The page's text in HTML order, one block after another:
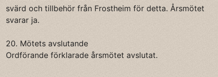
svärd och tillbehör från Frostheim för detta. Årsmötet
svarar ja.
20. Mötets avslutande
Ordförande förklarade årsmötet avslutat.